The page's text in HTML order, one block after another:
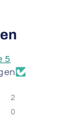
5
2
0